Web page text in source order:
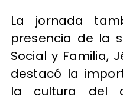
La jornada
presencia de la
Social y Familia,
destacó la
la cultura del